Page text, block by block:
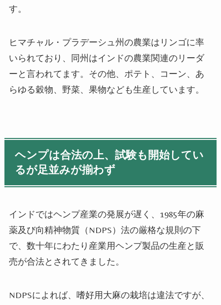
す。
ヒマチャル・プラデーシュ州の農業はリンゴに率
いられており、同州はインドの農業関連のリーダ
ーと言われてます。その他、ポテト、コーン、あ
らゆる穀物、野菜、果物なども生産しています。
ヘンプは合法の上、試験も開始してい
るが足並みが揃わず
インドではヘンプ産業の発展が遅く、 1985年の麻
薬及び向精神物質（ NDPS）法の厳格な規則の下
で、数十年にわたり産業用ヘンプ製品の生産と販
売が合法とされてきました。
NDPSによれば、嗜好用大麻の栽培は違法ですが、